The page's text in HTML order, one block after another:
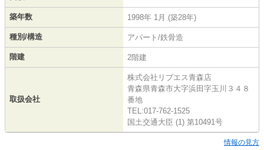
築年数 1998年 1月 (築28年)
種別/構造 アパート/鉄骨造
階建 2階建
取扱会社
株式会社リブエス青森店
青森県青森市大字浜田字玉川３４８
番地
TEL:017-762-1525
国土交通大臣 (1) 第10491号
情報の見方